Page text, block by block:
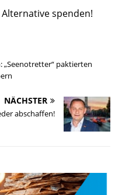
spenden!
„Seenotretter“ paktierten
NÄCHSTER
abschaffen!